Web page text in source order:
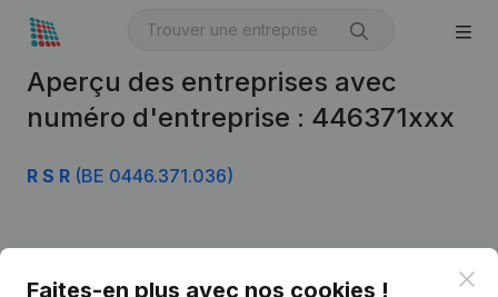
Aperçu des entreprises avec
numéro d'entreprise : 446371xxx
R S R (BE 0446.371.036)
Faites-en plus avec nos cookies !